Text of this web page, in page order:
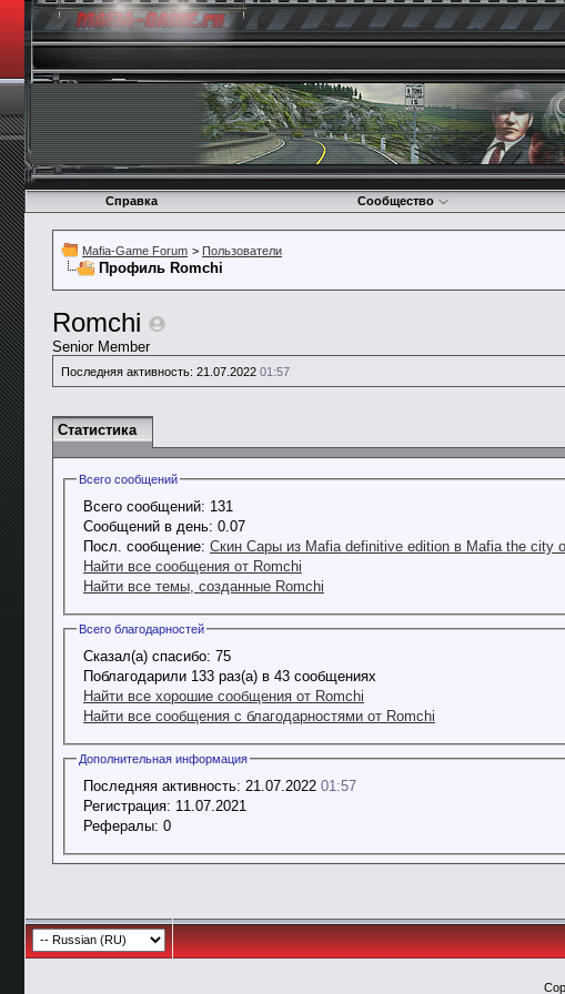
Справка Сообщество
Mafia-Game Forum > Пользователи
Профиль Romchi
Romchi
Senior Member
Последняя активность: 21.07.2022 01:57
Статистика
Всего сообщений
Всего сообщений: 131
Сообщений в день: 0.07
Посл. сообщение: Скин Сары из Mafia definitive edition в Mafia the city
Найти все сообщения от Romchi
Найти все темы, созданные Romchi
Всего благодарностей
Сказал(а) спасибо: 75
Поблагодарили 133 раз(а) в 43 сообщениях
Найти все хорошие сообщения от Romchi
Найти все сообщения с благодарностями от Romchi
Дополнительная информация
Последняя активность: 21.07.2022 01:57
Регистрация: 11.07.2021
Рефералы: 0